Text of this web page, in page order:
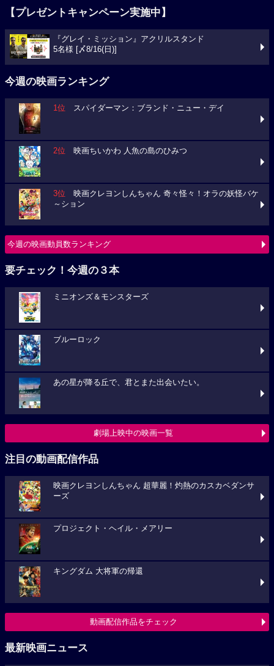
【プレゼントキャンペーン実施中】
『グレイ・ミッション』アクリルスタンド
5名様 [〆8/16(日)]
今週の映画ランキング
1位 スパイダーマン：ブランド・ニュー・デイ
2位 映画ちいかわ 人魚の島のひみつ
3位 映画クレヨンしんちゃん 奇々怪々！オラの妖怪バケ
～ション
今週の映画動員数ランキング
要チェック！今週の３本
ミニオンズ＆モンスターズ
ブルーロック
あの星が降る丘で、君とまた出会いたい。
劇場上映中の映画一覧
注目の動画配信作品
映画クレヨンしんちゃん 超華麗！灼熱のカスカベダンサ
ーズ
プロジェクト・ヘイル・メアリー
キングダム 大将軍の帰還
動画配信作品をチェック
最新映画ニュース